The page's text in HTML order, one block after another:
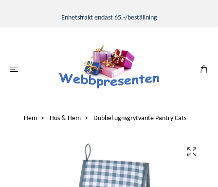
Enhetsfrakt endast 65,-/beställning
Hem Hus & Hem Dubbel ugnsgrytvante Pantry Cats